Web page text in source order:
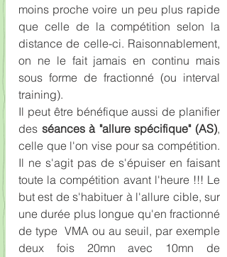
moins proche voire un peu plus rapide
que celle de la compétition selon la
distance de celle-ci. Raisonnablement,
on ne le fait jamais en continu mais
sous forme de fractionné (ou interval
training).
Il peut être bénéfique aussi de planifier
des séances à "allure spécifique" (AS),
celle que l'on vise pour sa compétition.
Il ne s'agit pas de s'épuiser en faisant
toute la compétition avant l'heure !!! Le
but est de s'habituer à l'allure cible, sur
une durée plus longue qu'en fractionné
de type  VMA ou au seuil, par exemple
deux fois 20mn avec 10mn de